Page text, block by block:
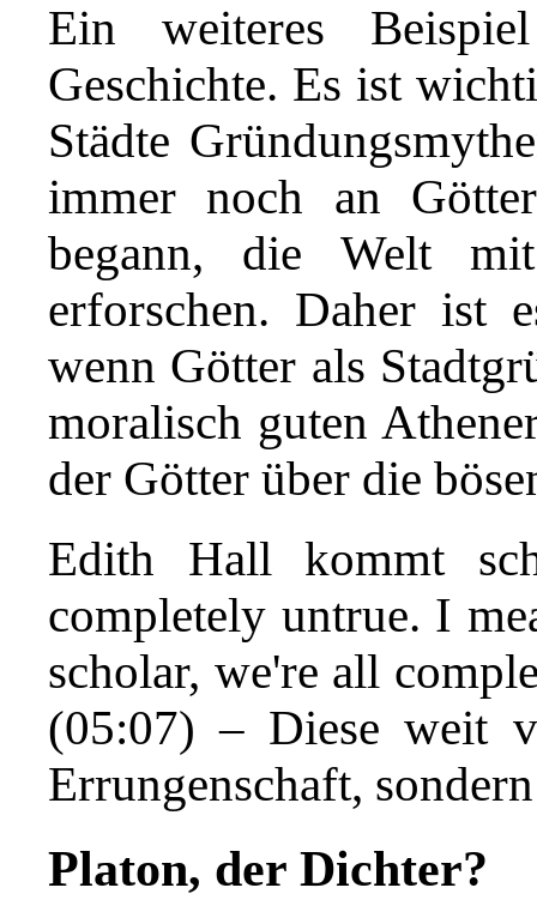
Ein weiteres
Geschichte. Es ist
Städte
immer noch an
begann, die Welt
erforschen. Daher ist
wenn Götter als
moralisch guten
der Götter über die
Edith Hall kommt
completely untrue. I
scholar, we're all
(05:07) – Diese weit
Errungenschaft,
Platon, der Dichter?